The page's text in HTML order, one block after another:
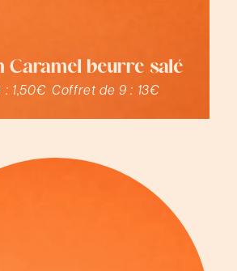
Caramel beurre salé
: 1,50€ Coffret de 9 : 13€